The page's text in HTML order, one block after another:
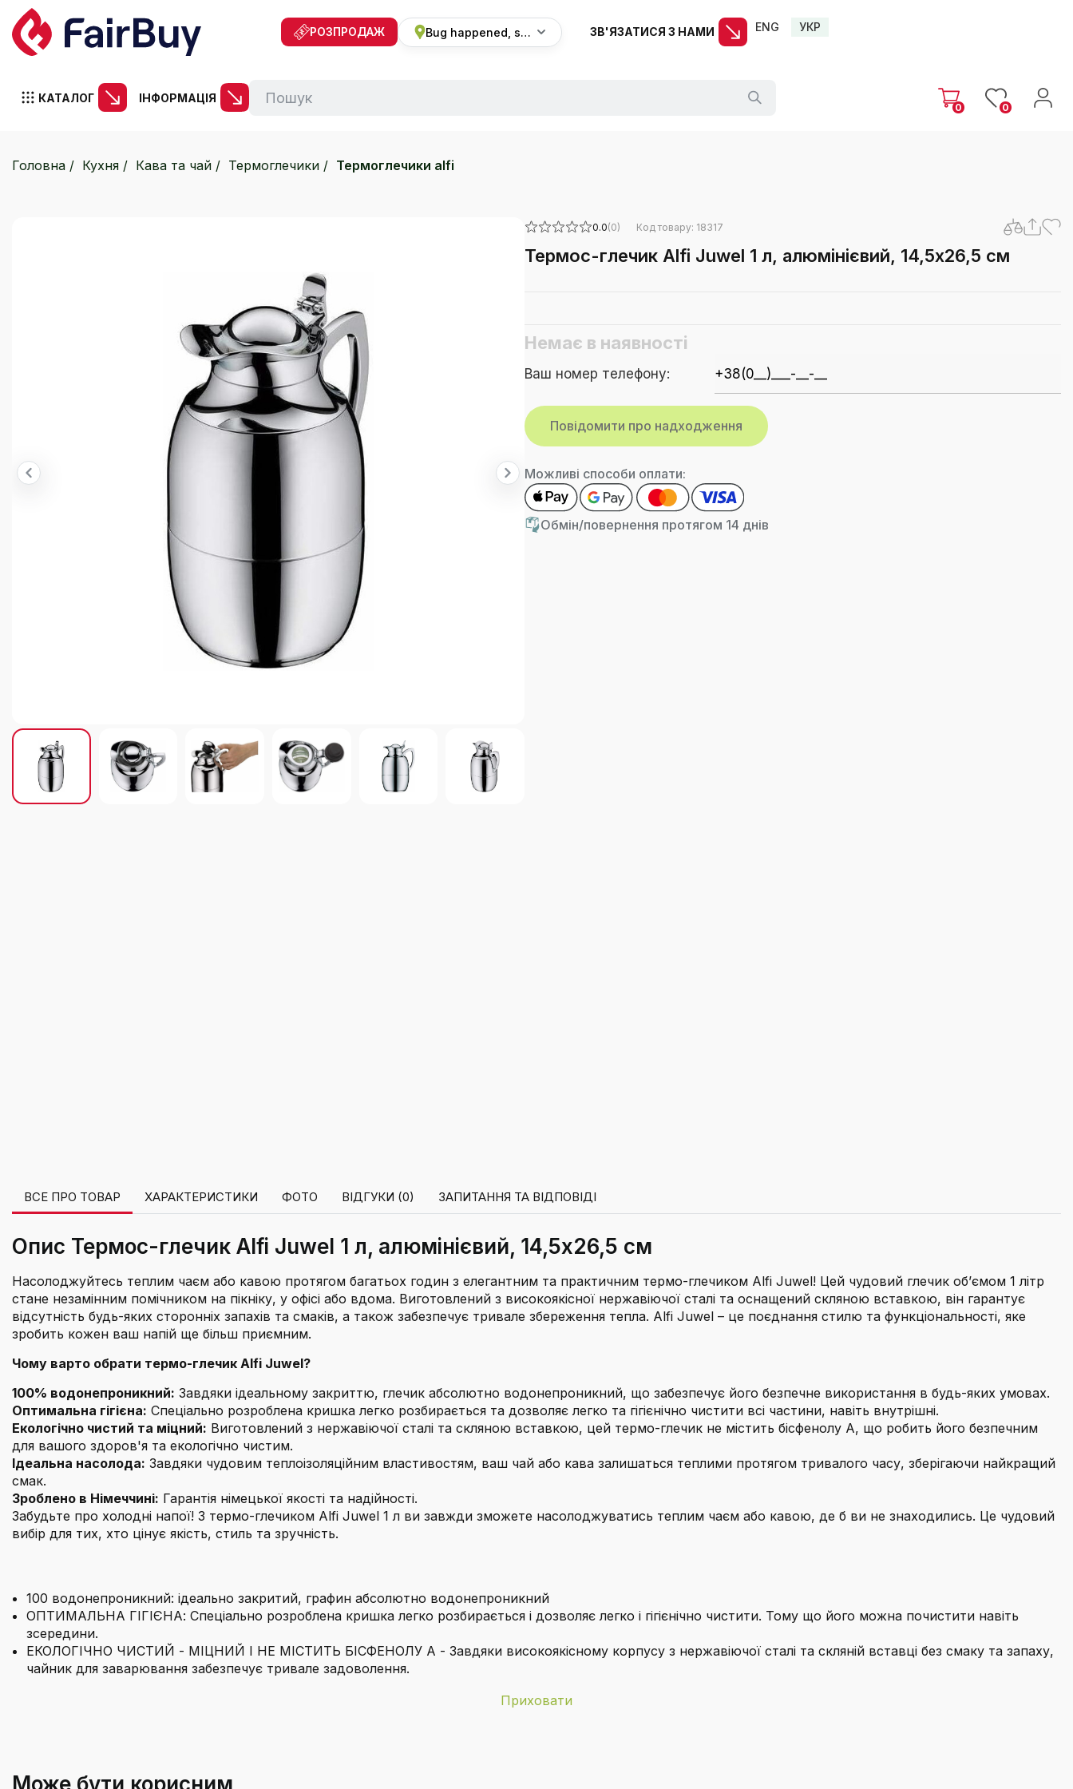
РОЗПРОДАЖ Bug happened, sorry ЗВ'ЯЗАТИСЯ З НАМИ ENG УКР
КАТАЛОГ ІНФОРМАЦІЯ
0 0
Головна Кухня Кава та чай Термоглечики Термоглечики alfi
0.0(0) Код товару: 18317
Термос-глечик Alfi Juwel 1 л, алюмінієвий, 14,5x26,5 см
Немає в наявності
Ваш номер телефону:
Можливі способи оплати:
Обмін/повернення протягом 14 днів
ВСЕ ПРО ТОВАР ХАРАКТЕРИСТИКИ ФОТО ВІДГУКИ (0) ЗАПИТАННЯ ТА ВІДПОВІДІ
Опис Термос-глечик Alfi Juwel 1 л, алюмінієвий, 14,5x26,5 см
Насолоджуйтесь теплим чаєм або кавою протягом багатьох годин з елегантним та практичним термо-глечиком Alfi Juwel! Цей чудовий глечик об’ємом 1 літр
стане незамінним помічником на пікніку, у офісі або вдома. Виготовлений з високоякісної нержавіючої сталі та оснащений скляною вставкою, він гарантує
відсутність будь-яких сторонніх запахів та смаків, а також забезпечує тривале збереження тепла. Alfi Juwel – це поєднання стилю та функціональності, яке
зробить кожен ваш напій ще більш приємним.
Чому варто обрати термо-глечик Alfi Juwel?
100% водонепроникний: Завдяки ідеальному закриттю, глечик абсолютно водонепроникний, що забезпечує його безпечне використання в будь-яких умовах.
Оптимальна гігієна: Спеціально розроблена кришка легко розбирається та дозволяє легко та гігієнічно чистити всі частини, навіть внутрішні.
Екологічно чистий та міцний: Виготовлений з нержавіючої сталі та скляною вставкою, цей термо-глечик не містить бісфенолу А, що робить його безпечним
для вашого здоров'я та екологічно чистим.
Ідеальна насолода: Завдяки чудовим теплоізоляційним властивостям, ваш чай або кава залишаться теплими протягом тривалого часу, зберігаючи найкращий
смак.
Зроблено в Німеччині: Гарантія німецької якості та надійності.
Забудьте про холодні напої! З термо-глечиком Alfi Juwel 1 л ви завжди зможете насолоджуватись теплим чаєм або кавою, де б ви не знаходились. Це чудовий
вибір для тих, хто цінує якість, стиль та зручність.
100 водонепроникний: ідеально закритий, графин абсолютно водонепроникний
ОПТИМАЛЬНА ГІГІЄНА: Спеціально розроблена кришка легко розбирається і дозволяє легко і гігієнічно чистити. Тому що його можна почистити навіть
зсередини.
ЕКОЛОГІЧНО ЧИСТИЙ - МІЦНИЙ І НЕ МІСТИТЬ БІСФЕНОЛУ А - Завдяки високоякісному корпусу з нержавіючої сталі та скляній вставці без смаку та запаху,
чайник для заварювання забезпечує тривале задоволення.
Приховати
Може бути корисним